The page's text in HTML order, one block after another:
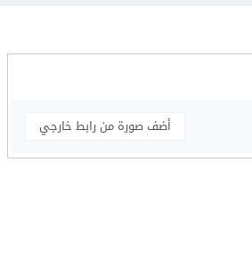
أضف صورة من رابط خارجي